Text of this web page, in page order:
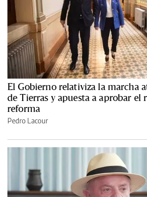
El Gobierno relativiza la marcha
de Tierras y apuesta a aprobar el
reforma
Pedro Lacour